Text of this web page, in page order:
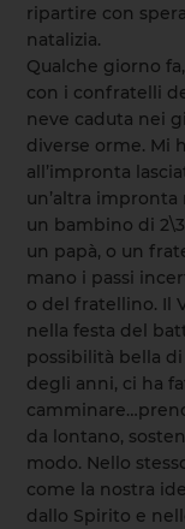
ripartire con
natalizia.
Qualche giorno
con i confratelli
neve caduta nei
diverse orme. Mi
all’impronta
un’altra
un bambino di
un papà, o un
mano i passi
o del fratellino. Il
nella festa del
possibilità bella
degli anni, ci ha
da lontano,
modo. Nello
come la nostra
dallo Spirito e